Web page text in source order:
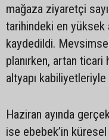
mağaza ziyaretçi
tarihindeki en yüksek
kaydedildi.
planırken, artan
altyapı
Haziran ayında
ise ebebek’in